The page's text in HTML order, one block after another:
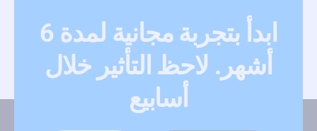
ابدأ بتجربة مجانية لمدة 6
أشهر. لاحظ التأثير خلال
أسابيع